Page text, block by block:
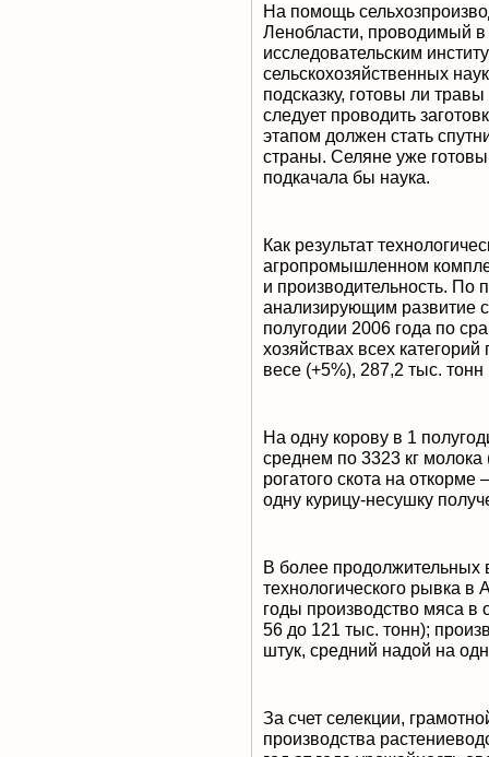
На помощь
Ленобласти, проводимый в
исследовательским
сельскохозяйственных
подсказку, готовы ли
следует проводить
этапом должен стать
страны. Селяне уже готовы
подкачала бы наука.
Как результат
агропромышленном
и производительность. По
анализирующим развитие
полугодии 2006 года по
хозяйствах всех
весе (+5%), 287,2 тыс.
На одну корову в 1
среднем по 3323 кг молока
рогатого скота на откорме
одну курицу-несушку
В более продолжительных
технологического рывка
годы производство мяса в
56 до 121 тыс. тонн);
штук, средний надой на
За счет селекции,
производства